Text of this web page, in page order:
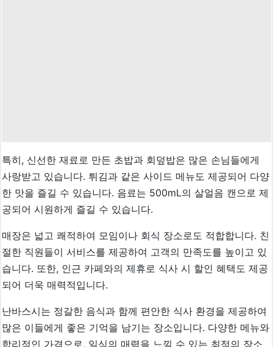
특히, 신선한 재료로 만든 초밥과 회덮밥은 많은 손님들에게
사랑받고 있습니다. 튀김과 같은 사이드 메뉴도 제공되어 다양
한 맛을 즐길 수 있습니다. 음료는 500mL의 살얼음 캔으로 제
공되어 시원하게 즐길 수 있습니다.
매장은 넓고 쾌적하여 모임이나 회식 장소로도 적합합니다. 친
절한 직원들이 서비스를 제공하여 고객의 만족도를 높이고 있
습니다. 또한, 인근 카페와의 제휴로 식사 시 할인 혜택도 제공
되어 더욱 매력적입니다.
난바스시는 정갈한 음식과 함께 편안한 식사 환경을 제공하여
많은 이들에게 좋은 기억을 남기는 장소입니다. 다양한 메뉴와
합리적인 가격으로, 일식의 매력을 느낄 수 있는 최적의 장소